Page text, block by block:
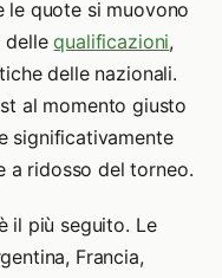
le quote si muovono
dellequalificazioni,
delle nazionali.
al momento giusto
significativamente
a ridosso del torneo.
il più seguito. Le
Francia,